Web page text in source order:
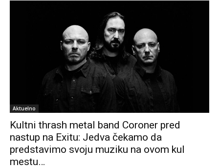
Aktuelno
Kultni thrash metal band Coroner pred
nastup na Exitu: Jedva čekamo da
predstavimo svoju muziku na ovom kul
mestu…